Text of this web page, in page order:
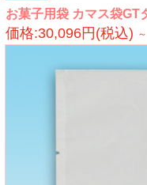
お菓子用袋 カマス袋GT
価格:30,096円(税込) ～